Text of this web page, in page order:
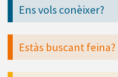
Ens vols conèixer?
Estàs buscant feina?